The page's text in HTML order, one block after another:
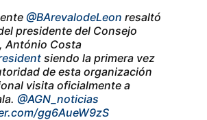
@BArevalodeLeon resaltó
presidente del Consejo
António Costa
siendo la primera vez
de esta organización
visita oficialmente a
@AGN_noticias
gg6AueW9zS